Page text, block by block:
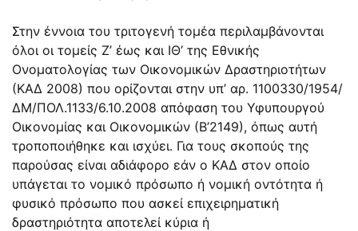
Στην έννοια του τριτογενή τομέα περιλαμβάνονται
όλοι οι τομείς Ζ’ έως και ΙΘ’ της Εθνικής
Ονοματολογίας των Οικονομικών Δραστηριοτήτων
(ΚΑΔ 2008) που ορίζονται στην υπ’ αρ. 1100330/1954/
ΔΜ/ΠΟΛ.1133/6.10.2008 απόφαση του Υφυπουργού
Οικονομίας και Οικονομικών (Β’2149), όπως αυτή
τροποποιήθηκε και ισχύει. Για τους σκοπούς της
παρούσας είναι αδιάφορο εάν ο ΚΑΔ στον οποίο
υπάγεται το νομικό πρόσωπο ή νομική οντότητα ή
φυσικό πρόσωπο που ασκεί επιχειρηματική
δραστηριότητα αποτελεί κύρια ή